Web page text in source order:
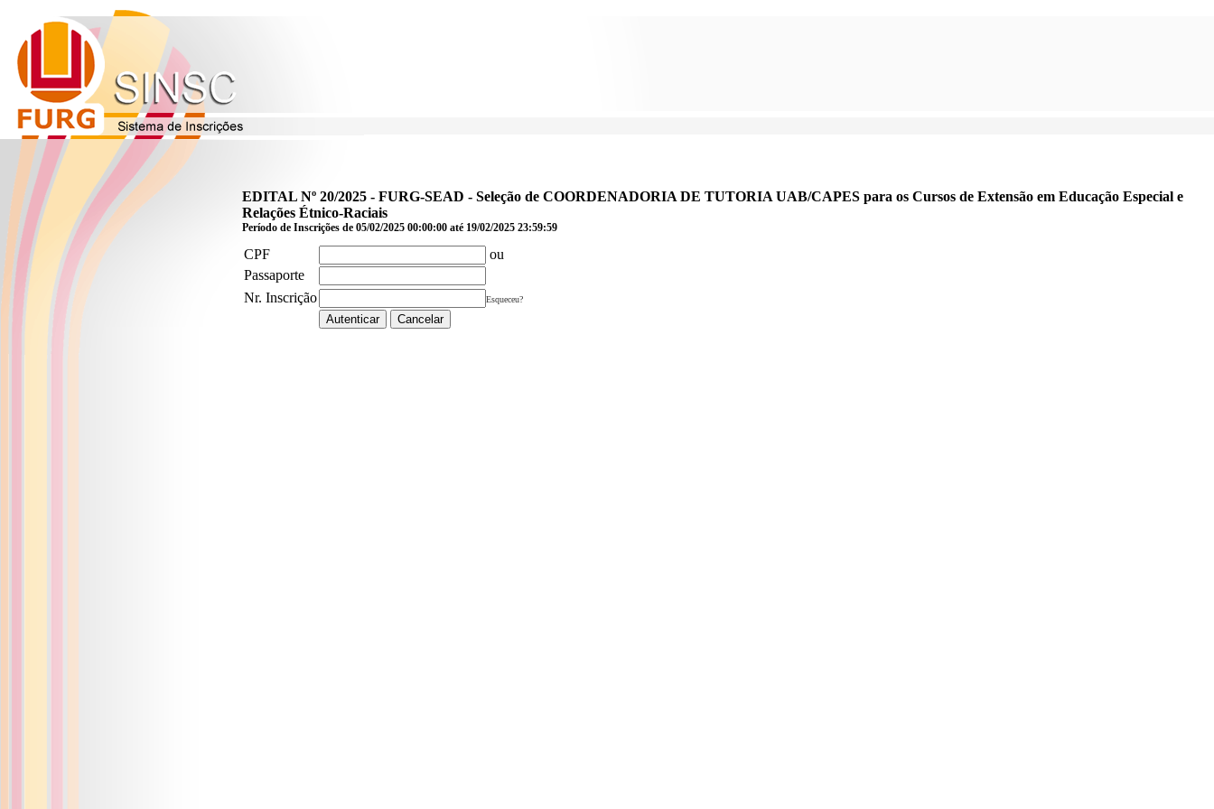
EDITAL Nº 20/2025 - FURG-SEAD - Seleção de COORDENADORIA DE TUTORIA UAB/CAPES para os Cursos de Extensão em Educação Especial e
Relações Étnico-Raciais
Período de Inscrições de 05/02/2025 00:00:00 até 19/02/2025 23:59:59
CPF
ou
Passaporte
Nr. Inscrição
Esqueceu?